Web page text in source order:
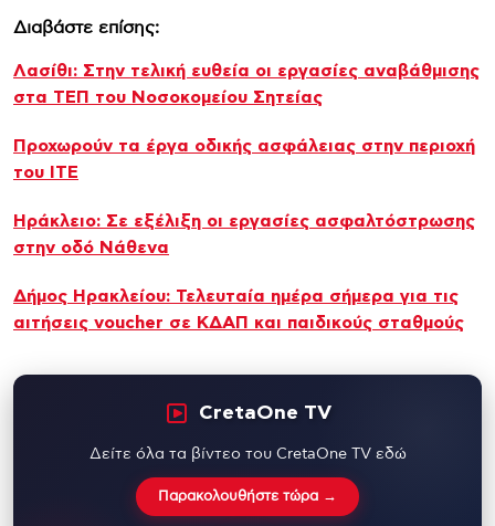
Διαβάστε επίσης:
Λασίθι: Στην τελική ευθεία οι εργασίες αναβάθμισης
στα ΤΕΠ του Νοσοκομείου Σητείας
Προχωρούν τα έργα οδικής ασφάλειας στην περιοχή
του ΙΤΕ
Ηράκλειο: Σε εξέλιξη οι εργασίες ασφαλτόστρωσης
στην οδό Νάθενα
Δήμος Ηρακλείου: Τελευταία ημέρα σήμερα για τις
αιτήσεις voucher σε ΚΔΑΠ και παιδικούς σταθμούς
CretaOne TV
Δείτε όλα τα βίντεο του CretaOne TV εδώ
Παρακολουθήστε τώρα →